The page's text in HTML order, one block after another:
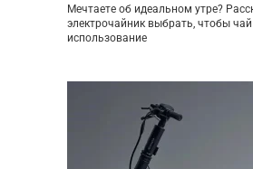
Мечтаете об идеальном утре?
электрочайник выбрать, чтобы
использование